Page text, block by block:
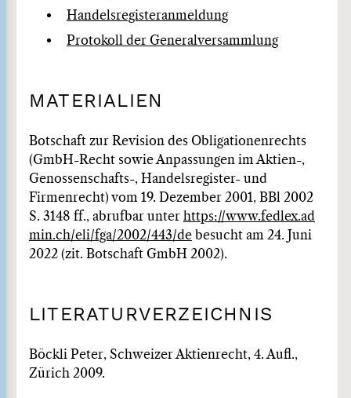
Handelsregisteranmeldung
Protokoll der Generalversammlung
MATERIALIEN
Botschaft zur Revision des Obligationenrechts
(GmbH-Recht sowie Anpassungen im Aktien-,
Genossenschafts-, Handelsregister- und
Firmenrecht) vom 19. Dezember 2001, BBl 2002
S. 3148 ff., abrufbar unter https://www.fedlex.ad
min.ch/eli/fga/2002/443/de besucht am 24. Juni
2022 (zit. Botschaft GmbH 2002).
LITERATURVERZEICHNIS
Böckli Peter, Schweizer Aktienrecht, 4. Aufl.,
Zürich 2009.